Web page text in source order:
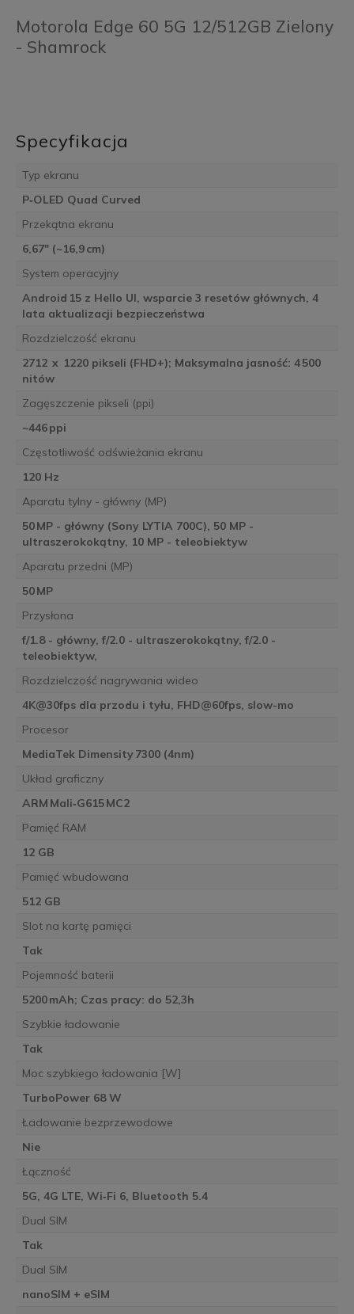
Motorola Edge 60 5G 12/512GB Zielony
- Shamrock
Specyfikacja
Typ ekranu
P‑OLED Quad Curved
Przekątna ekranu
6,67″ (~16,9 cm)
System operacyjny
Android 15 z Hello UI, wsparcie 3 resetów głównych, 4
lata aktualizacji bezpieczeństwa
Rozdzielczość ekranu
2712 x 1220 pikseli (FHD+); Maksymalna jasność: 4 500
nitów
Zagęszczenie pikseli (ppi)
~446 ppi
Częstotliwość odświeżania ekranu
120 Hz
Aparatu tylny - główny (MP)
50 MP - główny (Sony LYTIA 700C), 50 MP -
ultraszerokokątny, 10 MP - teleobiektyw
Aparatu przedni (MP)
50 MP
Przysłona
f/1.8 - główny, f/2.0 - ultraszerokokątny, f/2.0 -
teleobiektyw,
Rozdzielczość nagrywania wideo
4K@30fps dla przodu i tyłu, FHD@60fps, slow-mo
Procesor
MediaTek Dimensity 7300 (4nm)
Układ graficzny
ARM Mali‑G615 MC2
Pamięć RAM
12 GB
Pamięć wbudowana
512 GB
Slot na kartę pamięci
Tak
Pojemność baterii
5200 mAh; Czas pracy: do 52,3h
Szybkie ładowanie
Tak
Moc szybkiego ładowania [W]
TurboPower 68 W
Ładowanie bezprzewodowe
Nie
Łączność
5G, 4G LTE, Wi‑Fi 6, Bluetooth 5.4
Dual SIM
Tak
Dual SIM
nanoSIM + eSIM